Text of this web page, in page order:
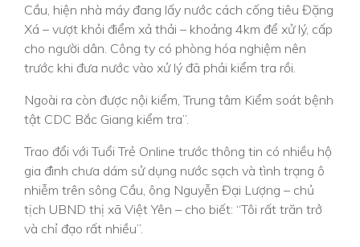
Cầu, hiện nhà máy đang lấy nước cách cống tiêu Đặng
Xá – vượt khỏi điểm xả thải – khoảng 4km để xử lý, cấp
cho người dân. Công ty có phòng hóa nghiệm nên
trước khi đưa nước vào xử lý đã phải kiểm tra rồi.
Ngoài ra còn được nội kiểm, Trung tâm Kiểm soát bệnh
tật CDC Bắc Giang kiểm tra”.
Trao đổi với Tuổi Trẻ Online trước thông tin có nhiều hộ
gia đình chưa dám sử dụng nước sạch và tình trạng ô
nhiễm trên sông Cầu, ông Nguyễn Đại Lượng – chủ
tịch UBND thị xã Việt Yên – cho biết: “Tôi rất trăn trở
và chỉ đạo rất nhiều”.